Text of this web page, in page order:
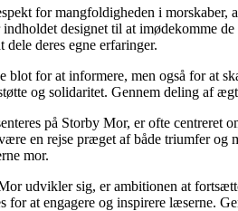
for mangfoldigheden i
indholdet designet til at imødekomme
dele deres egne erfaringer.
blot for at informere, men også for at
og solidaritet. Gennem deling af
på Storby Mor, er ofte centreret
en rejse præget af både triumfer og
mor.
udvikler sig, er ambitionen at
for at engagere og inspirere læserne.